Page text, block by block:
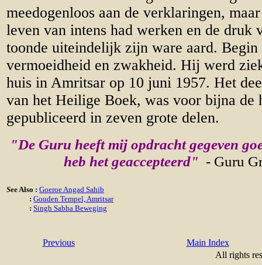
meedogenloos aan de verklaringen,
leven van intens had werken en de druk
toonde uiteindelijk zijn ware aard.
vermoeidheid en zwakheid. Hij werd
huis in Amritsar op 10 juni 1957. Het
van het Heilige Boek, was voor bijna
gepubliceerd in zeven grote delen.
"De Guru heeft mij opdracht gegeven
heb het geaccepteerd" - Guru
See Also : Goeroe Angad Sahib
: Gouden Tempel, Amritsar
: Singh Sabha Beweging
Previous
Main Index
All rights